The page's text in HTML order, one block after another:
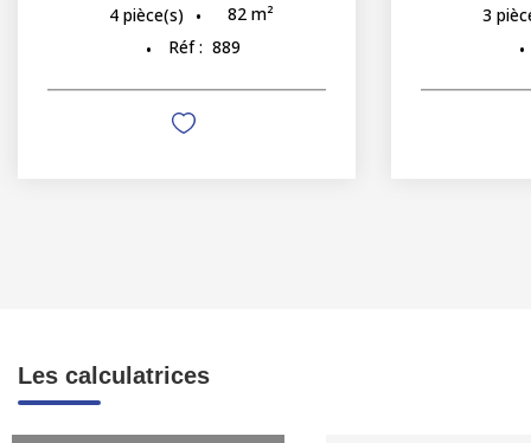
4 pièce(s) 82 m²
Réf : 889
3
Les calculatrices